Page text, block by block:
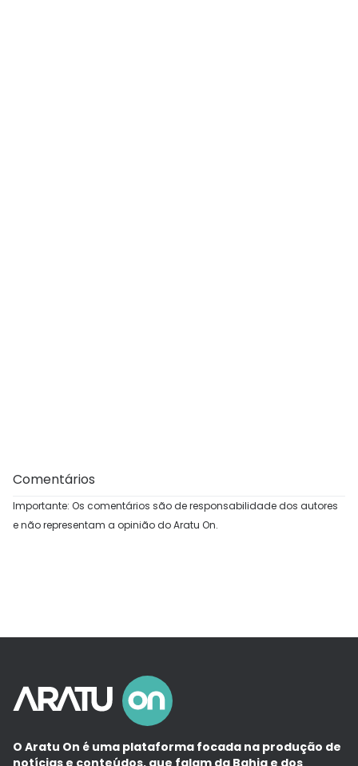
Comentários
Importante: Os comentários são de responsabilidade dos autores
e não representam a opinião do Aratu On.
O Aratu On é uma plataforma focada na produção de
notícias e conteúdos, que falam da Bahia e dos